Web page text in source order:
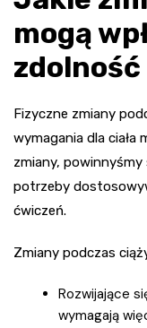
mogą
Fizyczne zmiany
wymagania dla ciała
zmiany, powinnyśmy
potrzeby
ćwiczeń.
Zmiany podczas
Rozwijające
wymagają